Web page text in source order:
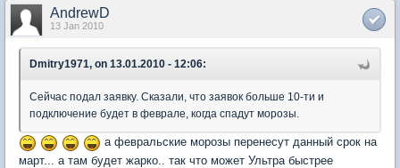
AndrewD
13 Jan 2010
Dmitry1971, on 13.01.2010 - 12:06:
Сейчас подал заявку. Сказали, что заявок больше 10-ти и
подключение будет в феврале, когда спадут морозы.
а февральские морозы перенесут данный срок на
март... а там будет жарко.. так что может Ультра быстрее